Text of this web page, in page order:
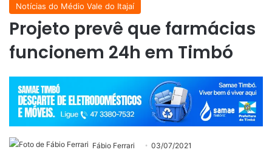
Notícias do Médio Vale do Itajaí
Projeto prevê que farmácias
funcionem 24h em Timbó
Fábio Ferrari 03/07/2021